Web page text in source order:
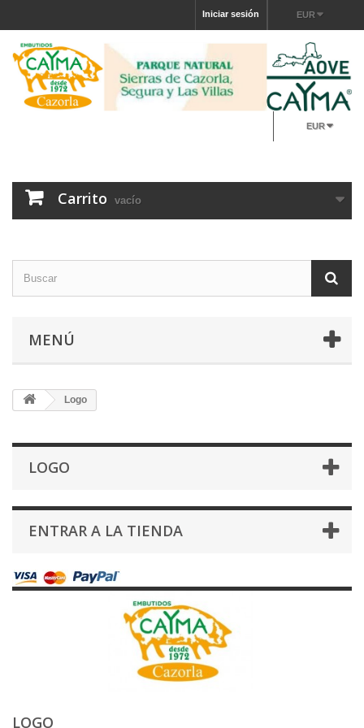
EUR
Iniciar sesión
EUR
Carrito vacío
MENÚ
Logo
LOGO
ENTRAR A LA TIENDA
LOGO